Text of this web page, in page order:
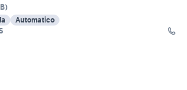
)
Automatico